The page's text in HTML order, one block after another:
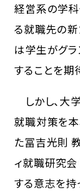
経営系の学
る就職先の新
は学生がグ
することを期
しかし、大
就職対策を
た冨吉光則
ィ就職研究会
する意志を